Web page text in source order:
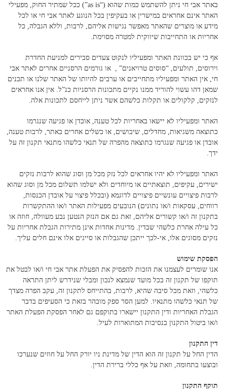
באתר אבי חי ניתן להשתמש כמות שהוא (“as is”) ככל שמתיר החוק, מפעילי
האתר אינם אחראים במישרין או בעקיפין בכל הנוגע לאתר אבי חי או לכל
מידע או מוצרים שהאתר מאפשר נגישות אליהם, לרבות, וללא הגבלה, כל
אחריות או התחייבות שיווקית למטרה מסוימת.
אף כי יש בכוונת האתר ומפעיליו לנקוט צעדים סבירים למניעת החדרת
וירוסים, תולעים, “סוסים טרויאנים” , או גורמים הרסניים אחרים לאתר אבי
חי, אין האתר ומפעיליו מתחייבים או ערבים להיותו של האתר שלנו או תכנים
שמאן דהו עשוי להוריד ממנו נקיים מתכונות הרסניות כנ”ל. אין אנו אחראים
לנזקים, קלקולים או תקלות כלשהם אשר ניתן לייחסם לתכונות אלה.
האתר ומפעיליו לא יישאו באחריות לכל טענה, אובדן או פגיעה שנגרמו
כתוצאה משגיאות, מחדלים, שיבושים, או כשלים אחרים באתר, לרבות טענה,
אובדן או פגיעה שנגרמו כתוצאה מהפרה של תנאי כלשהו מתנאי תקנון זה על
ידך.
האתר ומפעיליו לא יהיו אחראים לכל נזק מכל מן וסוג שהוא לרבות נזקים
ישירים, עקיפים, תוצאתיים או מיוחדים ולא ישלמו תשלום מכל מן וסוג שהוא
לרבות פיצויים עונשיים פיצויים לדוגמא (ובכלל פיצוי על אובדן הכנסות,
רווחים, עסקאות ו/או נתונים) הנובעים מפעילות האתר ו/או ההתקשרות
בתקנון זה ו/או קשורים אליהם, זאת גם אם הנזק הנטען נבע מעוולה, חוזה או
כל עילה אחרת כלשהי שבדין. מדינות אחדות אינן מתירות הגבלת אחריות על
נזקים מסוגים אלו, אי-לכך ייתכן שהגבלות או סייגים אלו אינם חלים עליך.
הפסקת שימוש
אנו שומרים לעצמנו את הזכות להפסיק את הפעלת אתר אבי חי ו/או לבטל את
תוקפו של תקנון זה בכל מועד שנמצא לנכון ומבלי שנידרש ליתן התראה
כלשהי, וזאת מכל סיבה שהיא, לרבות, בהתייחס לתקנון זה, עקב הפרה מצדך
של תנאי כלשהו מתנאיו. למען הסר ספק מובהר בזאת כי הסעיפים בדבר
הגבלת האחריות ודין התקנון יישארו בתוקפם גם לאחר הפסקת הפעלת האתר
ו/או ביטול התקנון בנסיבות המתוארות לעיל.
דין התקנון
הדין החל על תקנון זה הוא הדין של מדינת ניו יורק החל על חוזים שנערכו
ובוצעו בתחומה, וזאת על אף כללי ברירת הדין.
תוקף התקנון